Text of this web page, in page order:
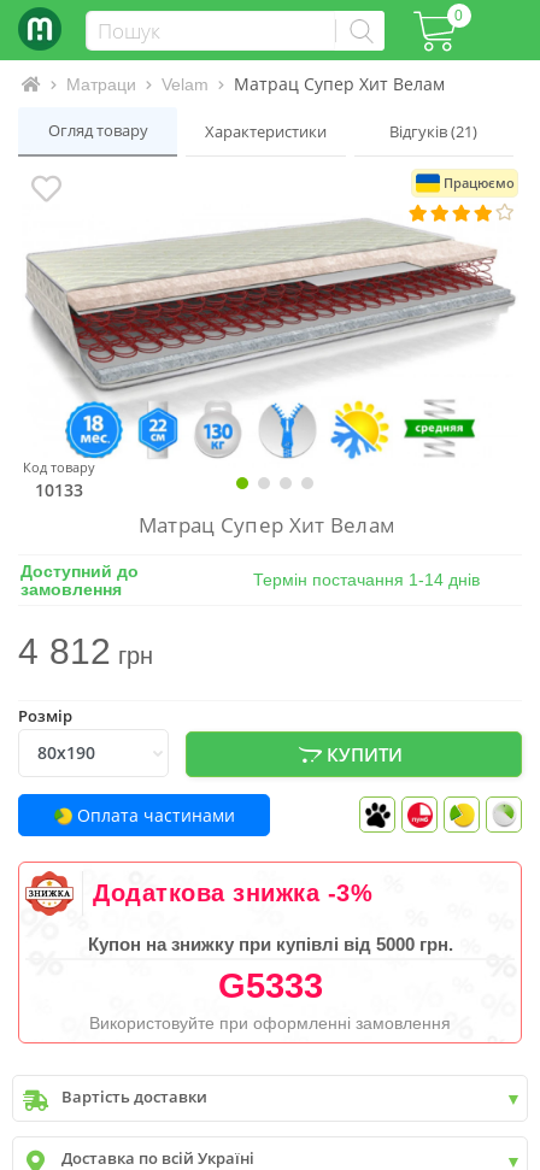
0
Інтернет-магазин матраців та ліжок
Матраци Velam Матрац Супер Хит Велам
Огляд товару Характеристики Відгуків (21)
Працюємо
Код товару
10133
Матрац Супер Хит Велам
Доступний до
замовлення
Термін постачання 1-14 днів
4 812грн
Розмір
КУПИТИ
Оплата частинами
Додаткова знижка -3%
Купон на знижку при купівлі від 5000 грн.
G5333
Використовуйте при оформленні замовлення
Вартість доставки
Київдо9999 грн. -400 грн.
Доставка по всій Україні